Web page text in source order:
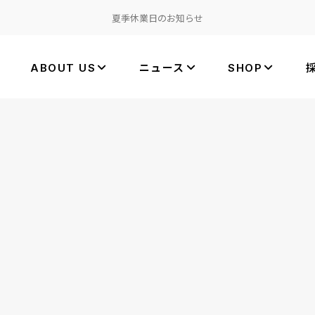
夏季休業日のお知らせ
ABOUT US ニュース SHOP